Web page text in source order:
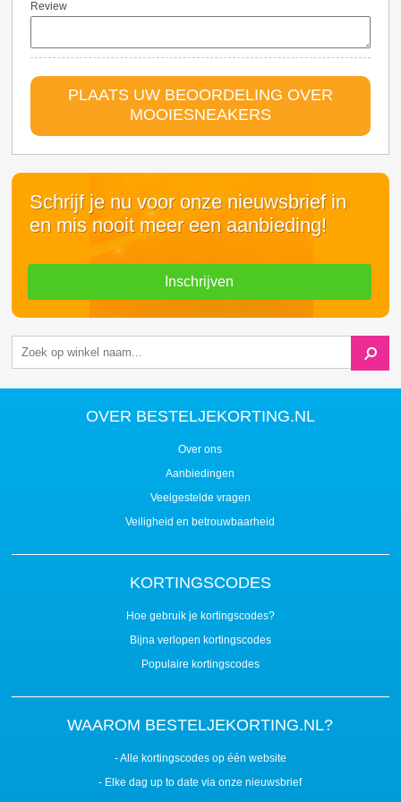
Review
PLAATS UW BEOORDELING OVER
MOOIESNEAKERS
Schrijf je nu voor onze nieuwsbrief in
en mis nooit meer een aanbieding!
Inschrijven
OVER BESTELJEKORTING.NL
Over ons
Aanbiedingen
Veelgestelde vragen
Veiligheid en betrouwbaarheid
KORTINGSCODES
Hoe gebruik je kortingscodes?
Bijna verlopen kortingscodes
Populaire kortingscodes
WAAROM BESTELJEKORTING.NL?
- Alle kortingscodes op één website
- Elke dag up to date via onze nieuwsbrief